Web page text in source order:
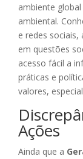
ambiente
ambiental.
e redes sociais,
em questões
acesso fácil a
práticas e
valores,
Ações
Ainda que a